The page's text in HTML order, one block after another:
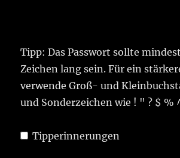
Tipp: Das Passwort sollte
Zeichen lang sein. Für ein
verwende Groß- und
und Sonderzeichen wie ! " ? $ %
Tipperinnerungen